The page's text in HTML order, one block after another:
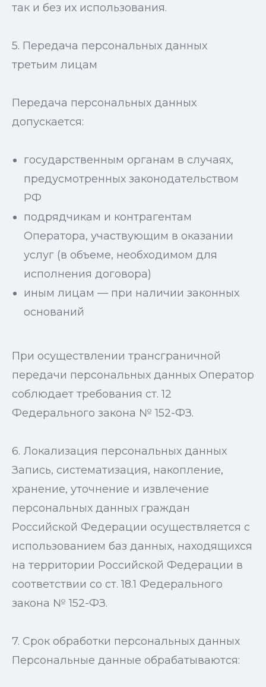
так и без их использования.
5. Передача персональных данных
третьим лицам
Передача персональных данных
допускается:
государственным органам в случаях,
предусмотренных законодательством
РФ
подрядчикам и контрагентам
Оператора, участвующим в оказании
услуг (в объеме, необходимом для
исполнения договора)
иным лицам — при наличии законных
оснований
При осуществлении трансграничной
передачи персональных данных Оператор
соблюдает требования ст. 12
Федерального закона № 152-ФЗ.
6. Локализация персональных данных
Запись, систематизация, накопление,
хранение, уточнение и извлечение
персональных данных граждан
Российской Федерации осуществляется с
использованием баз данных, находящихся
на территории Российской Федерации в
соответствии со ст. 18.1 Федерального
закона № 152-ФЗ.
7. Срок обработки персональных данных
Персональные данные обрабатываются: